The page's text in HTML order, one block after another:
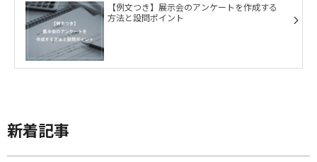
【例文つき】展示会のアンケートを作成する
方法と設問ポイント
新着記事